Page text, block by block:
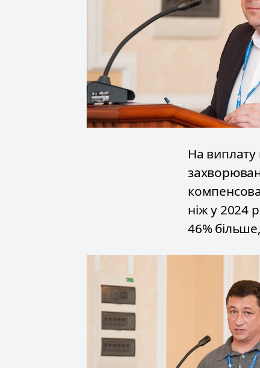
На виплату
ніж у 2024
46%